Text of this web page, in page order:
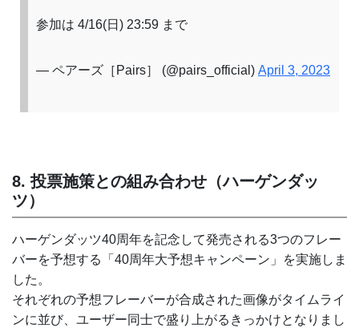
参加は 4/16(日) 23:59 まで
— ペアーズ［Pairs］ (@pairs_official) April 3, 2023
8. 投票施策との組み合わせ（ハーゲンダッ
ツ）
ハーゲンダッツ40周年を記念して発売される3つのフレー
バーを予想する「40周年大予想キャンペーン」を実施しま
した。
それぞれの予想フレーバーが合成された画像がタイムライ
ンに並び、ユーザー同士で盛り上がるきっかけとなりまし